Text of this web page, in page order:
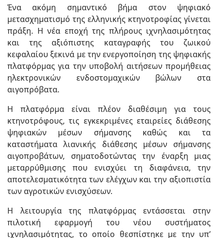
Ένα ακόμη σημαντικό βήμα στον ψηφιακό
μετασχηματισμό της ελληνικής κτηνοτροφίας γίνεται
πράξη. Η νέα εποχή της πλήρους ιχνηλασιμότητας
και της αξιόπιστης καταγραφής του ζωικού
κεφαλαίου ξεκινά με την ενεργοποίηση της ψηφιακής
πλατφόρμας για την υποβολή αιτήσεων προμήθειας
ηλεκτρονικών ενδοστομαχικών βώλων στα
αιγοπρόβατα.
Η πλατφόρμα είναι πλέον διαθέσιμη για τους
κτηνοτρόφους, τις εγκεκριμένες εταιρείες διάθεσης
ψηφιακών μέσων σήμανσης καθώς και τα
καταστήματα λιανικής διάθεσης μέσων σήμανσης
αιγοπροβάτων, σηματοδοτώντας την έναρξη μιας
μεταρρύθμισης που ενισχύει τη διαφάνεια, την
αποτελεσματικότητα των ελέγχων και την αξιοπιστία
των αγροτικών ενισχύσεων.
Η λειτουργία της πλατφόρμας εντάσσεται στην
πιλοτική εφαρμογή του νέου συστήματος
ιχνηλασιμότητας, το οποίο θεσπίστηκε με την υπ’